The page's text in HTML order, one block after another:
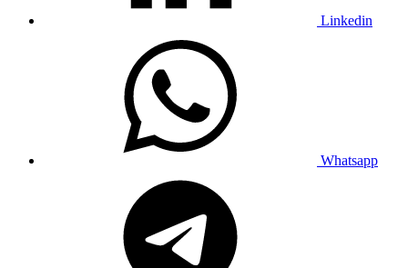
Linkedin
Whatsapp